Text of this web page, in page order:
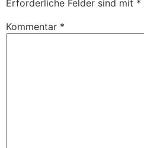
Erforderliche Felder sind mit *
Kommentar *